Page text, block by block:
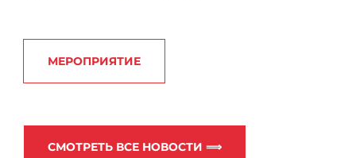
МЕРОПРИЯТИЕ
СМОТРЕТЬ ВСЕ НОВОСТИ ⟹